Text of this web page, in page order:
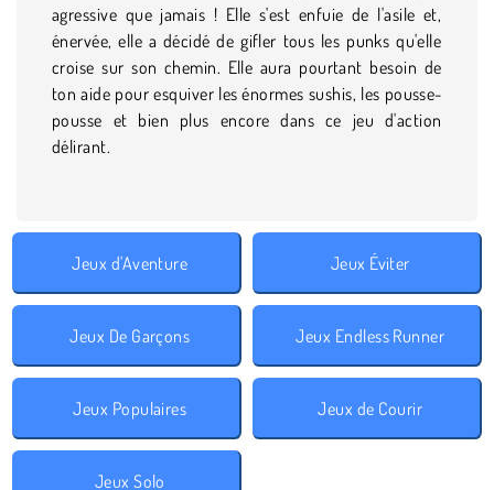
agressive que jamais ! Elle s'est enfuie de l'asile et,
énervée, elle a décidé de gifler tous les punks qu'elle
croise sur son chemin. Elle aura pourtant besoin de
ton aide pour esquiver les énormes sushis, les pousse-
pousse et bien plus encore dans ce jeu d'action
délirant.
Jeux d'Aventure Jeux Éviter
Jeux De Garçons Jeux Endless Runner
Jeux Populaires Jeux de Courir
Jeux Solo